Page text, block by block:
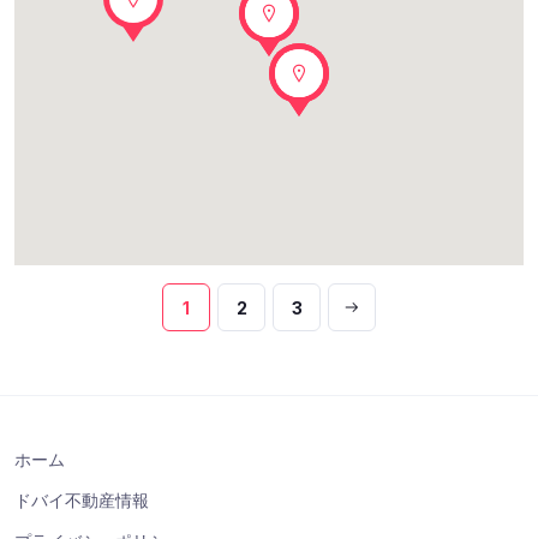
1 2 3
ホーム
ドバイ不動産情報